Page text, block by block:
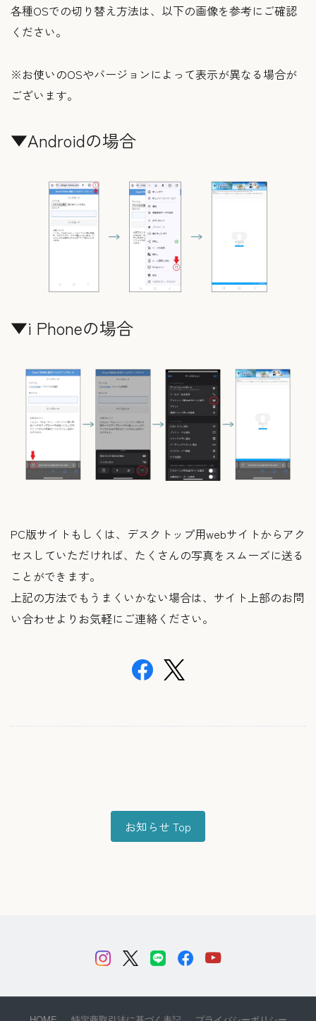
各種OSでの切り替え方法は、以下の画像を参考にご確認
ください。
※お使いのOSやバージョンによって表示が異なる場合が
ございます。
▼Androidの場合
▼i Phoneの場合
PC版サイトもしくは、デスクトップ用webサイトからアク
セスしていただければ、たくさんの写真をスムーズに送る
ことができます。
上記の方法でもうまくいかない場合は、サイト上部のお問
い合わせよりお気軽にご連絡ください。
お知らせ Top